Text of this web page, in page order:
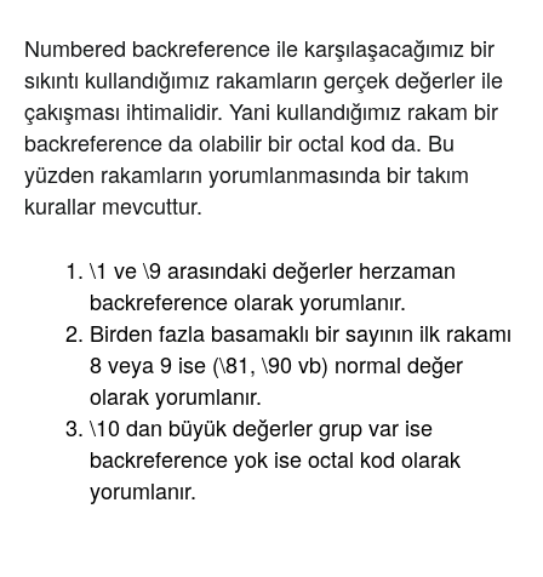
Numbered backreference ile karşılaşacağımız bir
sıkıntı kullandığımız rakamların gerçek değerler ile
çakışması ihtimalidir. Yani kullandığımız rakam bir
backreference da olabilir bir octal kod da. Bu
yüzden rakamların yorumlanmasında bir takım
kurallar mevcuttur.
\1 ve \9 arasındaki değerler herzaman
backreference olarak yorumlanır.
Birden fazla basamaklı bir sayının ilk rakamı
8 veya 9 ise (\81, \90 vb) normal değer
olarak yorumlanır.
\10 dan büyük değerler grup var ise
backreference yok ise octal kod olarak
yorumlanır.